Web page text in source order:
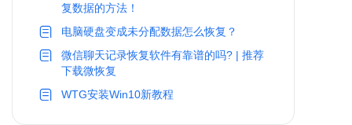
复数据的方法！
电脑硬盘变成未分配数据怎么恢复？
微信聊天记录恢复软件有靠谱的吗? | 推荐
下载微恢复
WTG安装Win10新教程